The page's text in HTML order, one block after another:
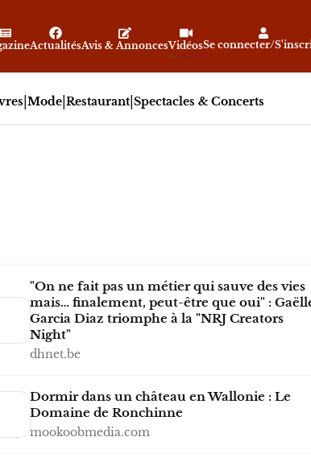
ActualitésAvis & AnnoncesVidéosSe connecter/
Mode| Restaurant| Spectacles & Concerts
"On ne fait pas un métier qui sauve des vies
mais… finalement, peut-être que oui" :
Garcia Diaz triomphe à la "NRJ Creators
Night"
dhnet.be
Dormir dans un château en Wallonie : Le
Domaine de Ronchinne
mookoobmedia.com